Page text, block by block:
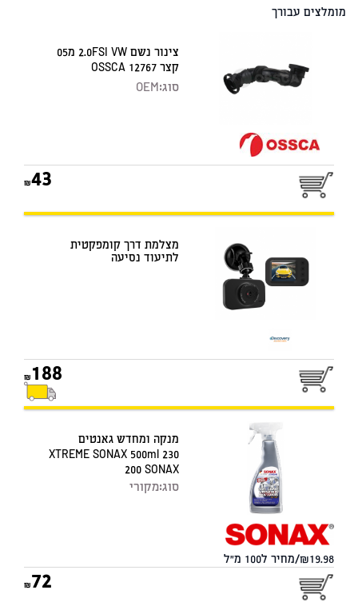
מומלצים עבורך
צינור נשם 2.0FSI VW מ05
קצר OSSCA 12767
סוג:OEM
43
מצלמת דרך קומפקטית
לתיעוד נסיעה
188
מנקה ומחדש גאנטים
XTREME SONAX 500ml 230
200 SONAX
סוג:מקורי
19.98/מחיר ל100 מ"ל
72